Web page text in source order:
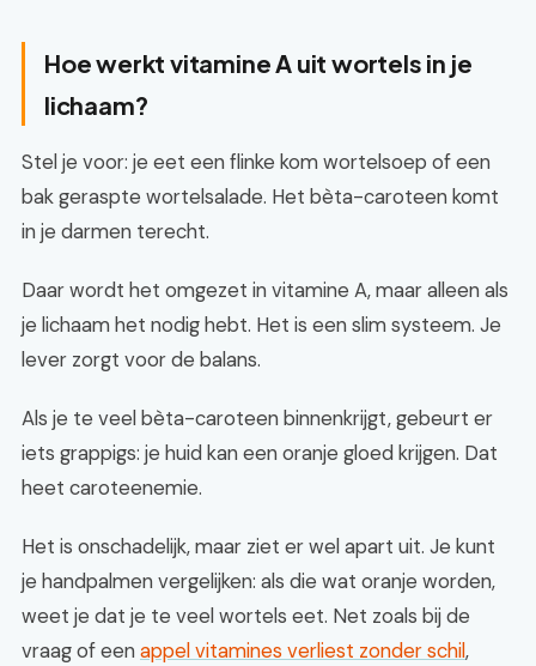
Hoe werkt vitamine A uit wortels in je
lichaam?
Stel je voor: je eet een flinke kom wortelsoep of een
bak geraspte wortelsalade. Het bèta-caroteen komt
in je darmen terecht.
Daar wordt het omgezet in vitamine A, maar alleen als
je lichaam het nodig hebt. Het is een slim systeem. Je
lever zorgt voor de balans.
Als je te veel bèta-caroteen binnenkrijgt, gebeurt er
iets grappigs: je huid kan een oranje gloed krijgen. Dat
heet caroteenemie.
Het is onschadelijk, maar ziet er wel apart uit. Je kunt
je handpalmen vergelijken: als die wat oranje worden,
weet je dat je te veel wortels eet. Net zoals bij de
vraag of eenappel vitamines verliest zonder schil,